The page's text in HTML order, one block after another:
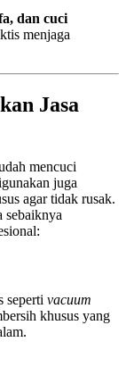
dan cuci
menjaga
Jasa
mencuci
juga
agar tidak rusak.
sebaiknya
seperti vacuum
khusus yang